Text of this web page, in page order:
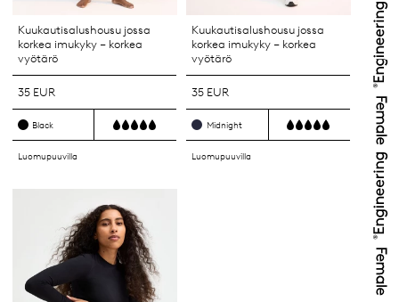
Kuukautisalushousu jossa
korkea imukyky – korkea
vyötärö
35 EUR
Black
Luomupuuvilla
Kuukautisalushousu jossa
korkea imukyky – korkea
vyötärö
35 EUR
Midnight
Luomupuuvilla